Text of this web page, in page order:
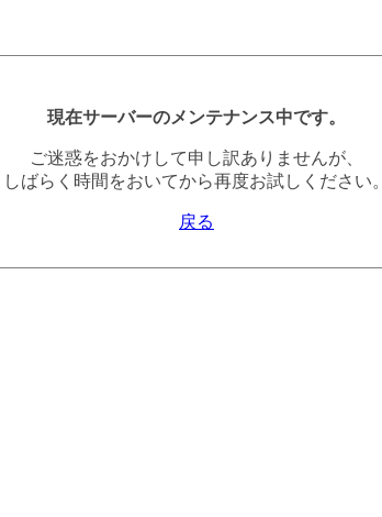
現在サーバーのメンテナンス中です。
ご迷惑をおかけして申し訳ありませんが、
しばらく時間をおいてから再度お試しください。
戻る